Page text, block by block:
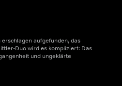
aufgefunden, das
Duo wird es kompliziert: Das
und ungeklärte